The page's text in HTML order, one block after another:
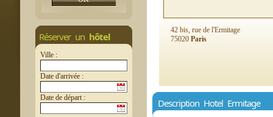
Réserver un hôtel
Ville :
Date d'arrivée :
Date de départ :
42 bis, rue de l'Ermitage
75020 Paris
Description Hotel Ermitage